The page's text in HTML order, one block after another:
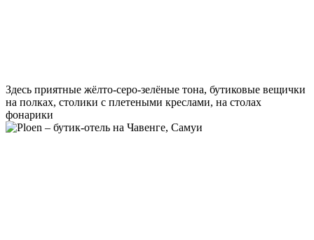
Здесь приятные жёлто-серо-зелёные тона, бутиковые вещички
на полках, столики с плетеными креслами, на столах
фонарики